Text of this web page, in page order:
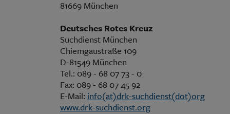
81669 München
Deutsches Rotes Kreuz
Suchdienst München
Chiemgaustraße 109
D-81549 München
Tel.: 089 - 68 07 73 - 0
Fax: 089 - 68 07 45 92
E-Mail: info(at)drk-suchdienst(dot)org
www.drk-suchdienst.org